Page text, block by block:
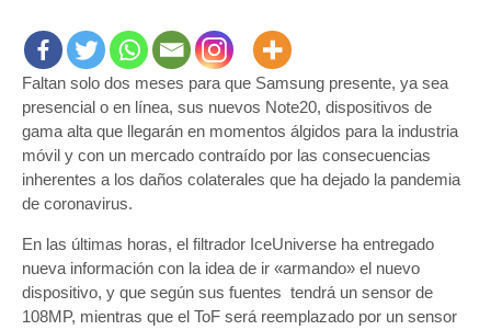
Faltan solo dos meses para que Samsung presente, ya sea
presencial o en línea, sus nuevos Note20, dispositivos de
gama alta que llegarán en momentos álgidos para la industria
móvil y con un mercado contraído por las consecuencias
inherentes a los daños colaterales que ha dejado la pandemia
de coronavirus.
En las últimas horas, el filtrador IceUniverse ha entregado
nueva información con la idea de ir «armando» el nuevo
dispositivo, y que según sus fuentes tendrá un sensor de
108MP, mientras que el ToF será reemplazado por un sensor